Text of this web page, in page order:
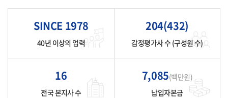
SINCE 1978
40년 이상의 업력
204(432)
감정평가사 수 (구성원 수)
16
전국 본지사 수
7,085(백만원)
납입자본금